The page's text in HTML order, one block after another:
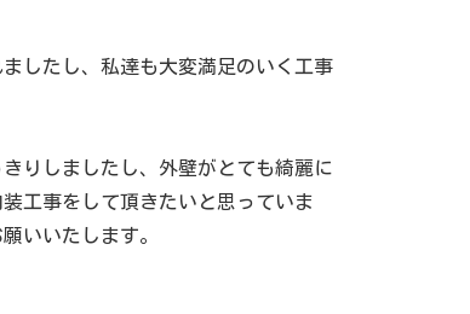
したし、私達も大変満足のいく工事
りしましたし、外壁がとても綺麗に
工事をして頂きたいと思っていま
いいたします。